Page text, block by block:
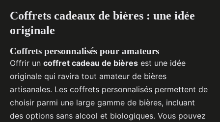
Coffrets cadeaux de bières : une idée
originale
Coffrets personnalisés pour amateurs
Offrir un coffret cadeau de bières est une idée
originale qui ravira tout amateur de bières
artisanales. Les coffrets personnalisés permettent de
choisir parmi une large gamme de bières, incluant
des options sans alcool et biologiques. Vous pouvez